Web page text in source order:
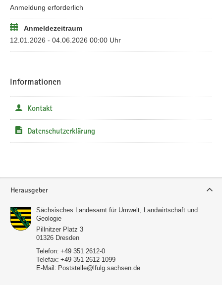
Anmeldung erforderlich
Anmeldezeitraum
12.01.2026 - 04.06.2026 00:00 Uhr
Informationen
Kontakt
Datenschutzerklärung
Herausgeber
Sächsisches Landesamt für Umwelt, Landwirtschaft und
Geologie
Pillnitzer Platz 3
01326 Dresden
Telefon: +49 351 2612-0
Telefax: +49 351 2612-1099
E-Mail: Poststelle­­@lfulg.sachsen.de